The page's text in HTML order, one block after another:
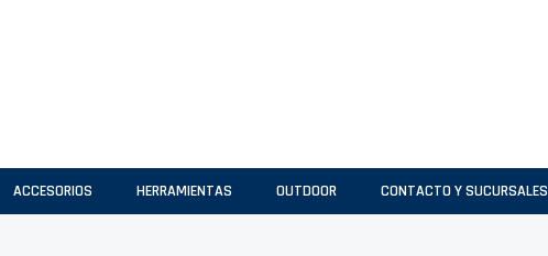
ACCESORIOS HERRAMIENTAS OUTDOOR CONTACTO Y SUCURSALES